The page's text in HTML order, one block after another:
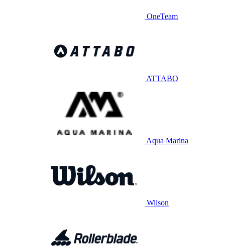
OneTeam
ATTABO
Aqua Marina
Wilson